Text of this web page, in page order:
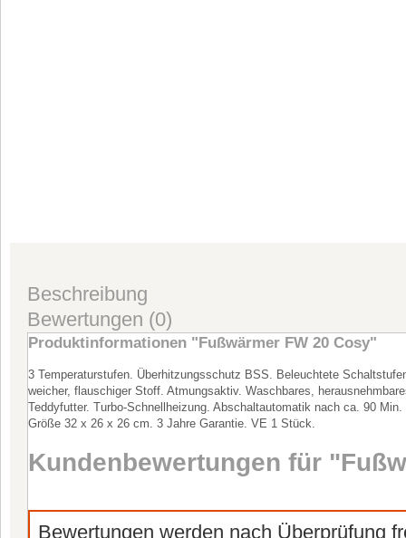
Beschreibung
Bewertungen (0)
Produktinformationen "Fußwärmer FW 20 Cosy"
3 Temperaturstufen. Überhitzungsschutz BSS. Beleuchtete
weicher, flauschiger Stoff. Atmungsaktiv. Waschbares,
Teddyfutter. Turbo-Schnellheizung. Abschaltautomatik nach ca. 90 Min.
Größe 32 x 26 x 26 cm. 3 Jahre Garantie. VE 1 Stück.
Kundenbewertungen für
Bewertungen werden nach Überprüfung